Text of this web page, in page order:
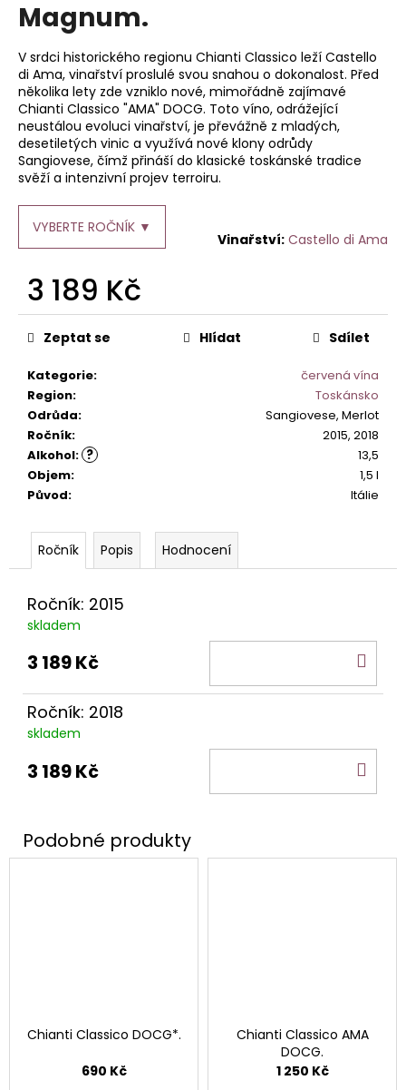
0,0
5
hvězdiček.
Magnum.
V srdci historického regionu Chianti Classico leží Castello
di Ama, vinařství proslulé svou snahou o dokonalost. Před
několika lety zde vzniklo nové, mimořádně zajímavé
Chianti Classico "AMA" DOCG. Toto víno, odrážející
neustálou evoluci vinařství, je převážně z mladých,
desetiletých vinic a využívá nové klony odrůdy
Sangiovese, čímž přináší do klasické toskánské tradice
svěží a intenzivní projev terroiru.
VYBERTE ROČNÍK ▼
Castello di Ama
3 189 Kč
Měrná
cena:
Kategorie:
červená vína
Region:
Toskánsko
Odrůda:
Sangiovese, Merlot
Ročník: 2015, 2018
?
Alkohol:
13,5
Objem:
1,5 l
Původ: Itálie
Zeptat se Hlídat Sdílet
Popis Hodnocení
Ročník: 2015
skladem
3 189 Kč
Ročník: 2018
skladem
3 189 Kč
Chianti Classico DOCG*.
690 Kč
Chianti Classico AMA
DOCG.
1 250 Kč
a
j
í
t
?
HLEDAT
D
o
p
o
u
č
u
e
m
MONTEPULCIANO
´ABRUZZO
ILICO
DOC
Kč